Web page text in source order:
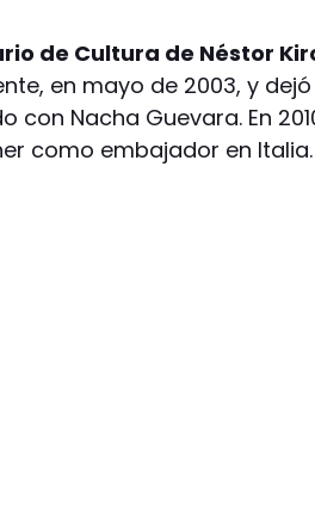
de Cultura de Néstor
en mayo de 2003, y
con Nacha Guevara. En
como embajador en Italia.